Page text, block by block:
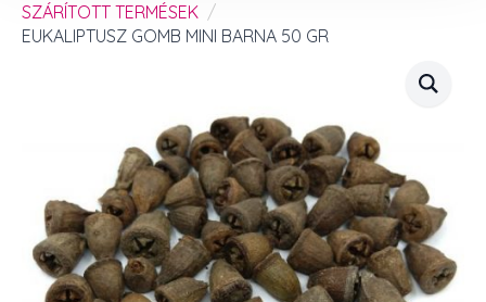
SZÁRÍTOTT TERMÉSEK
EUKALIPTUSZ GOMB MINI BARNA 50 GR